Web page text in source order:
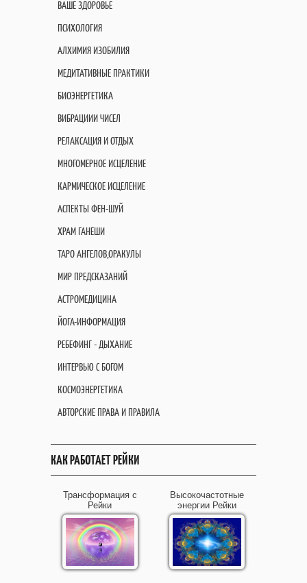
ВАШЕ ЗДОРОВЬЕ
ПСИХОЛОГИЯ
АЛХИМИЯ ИЗОБИЛИЯ
МЕДИТАТИВНЫЕ ПРАКТИКИ
БИОЭНЕРГЕТИКА
ВИБРАЦИИИ ЧИСЕЛ
РЕЛАКСАЦИЯ И ОТДЫХ
МНОГОМЕРНОЕ ИСЦЕЛЕНИЕ
КАРМИЧЕСКОЕ ИСЦЕЛЕНИЕ
АСПЕКТЫ ФЕН-ШУЙ
ХРАМ ГАНЕШИ
ТАРО АНГЕЛОВ,ОРАКУЛЫ
МИР ПРЕДСКАЗАНИЙ
АСТРОМЕДИЦИНА
ЙОГА-ИНФОРМАЦИЯ
РЕБЕФИНГ - ДЫХАНИЕ
ИНТЕРВЬЮ С БОГОМ
КОСМОЭНЕРГЕТИКА
АВТОРСКИЕ ПРАВА И ПРАВИЛА
КАК РАБОТАЕТ РЕЙКИ
Трансформация с
Рейки
Высокочастотные
энергии Рейки